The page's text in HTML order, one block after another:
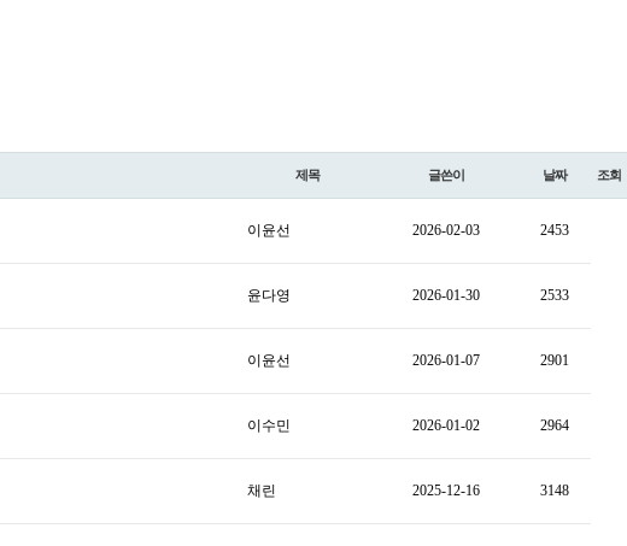
제목 글쓴이 날짜 조회
이윤선 2026-02-03 2453
윤다영 2026-01-30 2533
이윤선 2026-01-07 2901
이수민 2026-01-02 2964
채린 2025-12-16 3148